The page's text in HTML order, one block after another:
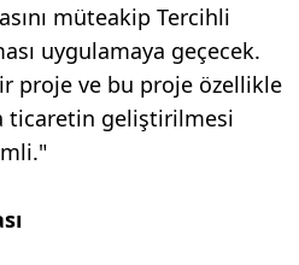
müteakip Tercihli
uygulamaya geçecek.
proje ve bu proje özellikle
ticaretin geliştirilmesi